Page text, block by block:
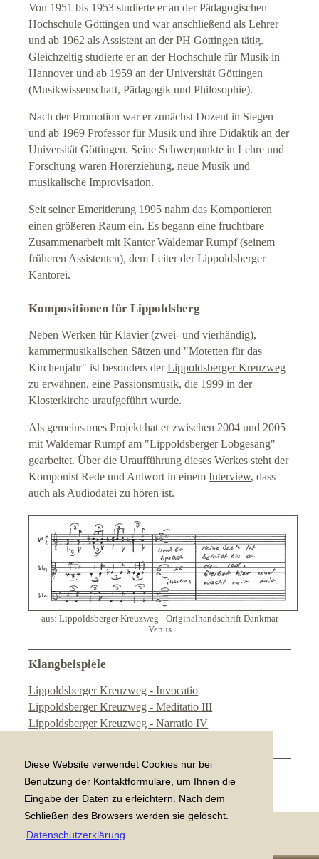
Diese Website verwendet Cookies nur bei
Benutzung der Kontaktformulare, um Ihnen die
Eingabe der Daten zu erleichtern. Nach dem
Schließen des Browsers werden sie gelöscht.
Datenschutzerklärung
Anrufen
Von 1951 bis 1953 studierte er an der Pädagogischen
Hochschule Göttingen und war anschließend als Lehrer
und ab 1962 als Assistent an der PH Göttingen tätig.
Gleichzeitig studierte er an der Hochschule für Musik in
Hannover und ab 1959 an der Universität Göttingen
(Musikwissenschaft, Pädagogik und Philosophie).
Nach der Promotion war er zunächst Dozent in Siegen
und ab 1969 Professor für Musik und ihre Didaktik an der
Universität Göttingen. Seine Schwerpunkte in Lehre und
Forschung waren Hörerziehung, neue Musik und
musikalische Improvisation.
Seit seiner Emeritierung 1995 nahm das Komponieren
einen größeren Raum ein. Es begann eine fruchtbare
Zusammenarbeit mit Kantor Waldemar Rumpf (seinem
früheren Assistenten), dem Leiter der Lippoldsberger
Kantorei.
Kompositionen für Lippoldsberg
Neben Werken für Klavier (zwei- und vierhändig),
kammermusikalischen Sätzen und "Motetten für das
Kirchenjahr" ist besonders derLippoldsberger Kreuzweg
zu erwähnen, eine Passionsmusik, die 1999 in der
Klosterkirche uraufgeführt wurde.
Als gemeinsames Projekt hat er zwischen 2004 und 2005
mit Waldemar Rumpf am "Lippoldsberger Lobgesang"
gearbeitet. Über die Uraufführung dieses Werkes steht der
Komponist Rede und Antwort in einemInterview, dass
auch als Audiodatei zu hören ist.
aus: Lippoldsberger Kreuzweg - Originalhandschrift Dankmar
Venus
Klangbeispiele
Lippoldsberger Kreuzweg - Invocatio
Lippoldsberger Kreuzweg - Meditatio III
Lippoldsberger Kreuzweg - Narratio IV